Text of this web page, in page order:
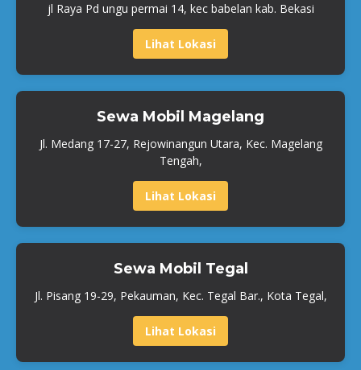
jl Raya Pd ungu permai 14, kec babelan kab. Bekasi
Lihat Lokasi
Sewa Mobil Magelang
Jl. Medang 17-27, Rejowinangun Utara, Kec. Magelang
Tengah,
Lihat Lokasi
Sewa Mobil Tegal
Jl. Pisang 19-29, Pekauman, Kec. Tegal Bar., Kota Tegal,
Lihat Lokasi